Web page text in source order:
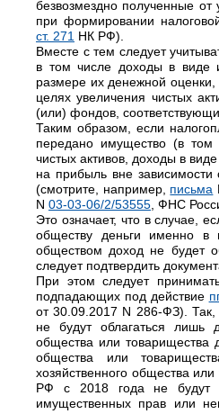
безвозмездно полученные
при формировании
ст. 271 НК РФ).
Вместе с тем следует
в том числе доходы в виде
размере их денежной
целях увеличения чистых
(или) фондов,
Таким образом, если
передано имущество (в том
чистых активов, доходы в
на прибыль вне зависимости
(смотрите, например, письма
N 03-03-06/2/53555 , ФНС
Это означает, что в случае,
обществу деньги именно в
обществом доход не будет
следует подтвердить
При этом следует
подпадающих под действие
от 30.09.2017 N 286-ФЗ).
не будут облагаться лишь
общества или товарищества
общества или
хозяйственного общества
РФ с 2018 года не будут
имущественных прав или